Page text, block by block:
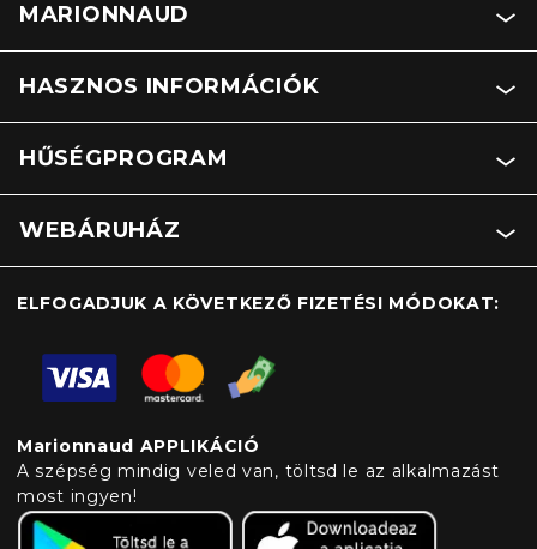
MARIONNAUD
HASZNOS INFORMÁCIÓK
HŰSÉGPROGRAM
WEBÁRUHÁZ
ELFOGADJUK A KÖVETKEZŐ FIZETÉSI MÓDOKAT:
Marionnaud APPLIKÁCIÓ
A szépség mindig veled van, töltsd le az alkalmazást
most ingyen!